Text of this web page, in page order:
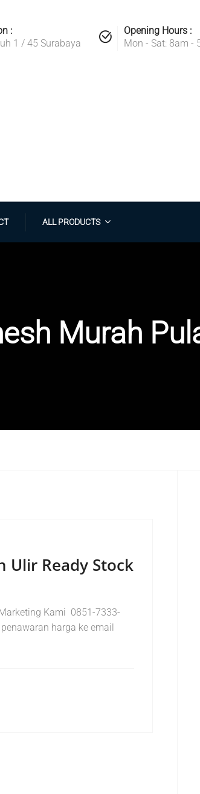
:
1 / 45 Surabaya
Opening Hours :
Mon - Sat: 8am -
ALL PRODUCTS
Murah
Ulir Ready Stock
Kami 0851-7333-
harga ke email